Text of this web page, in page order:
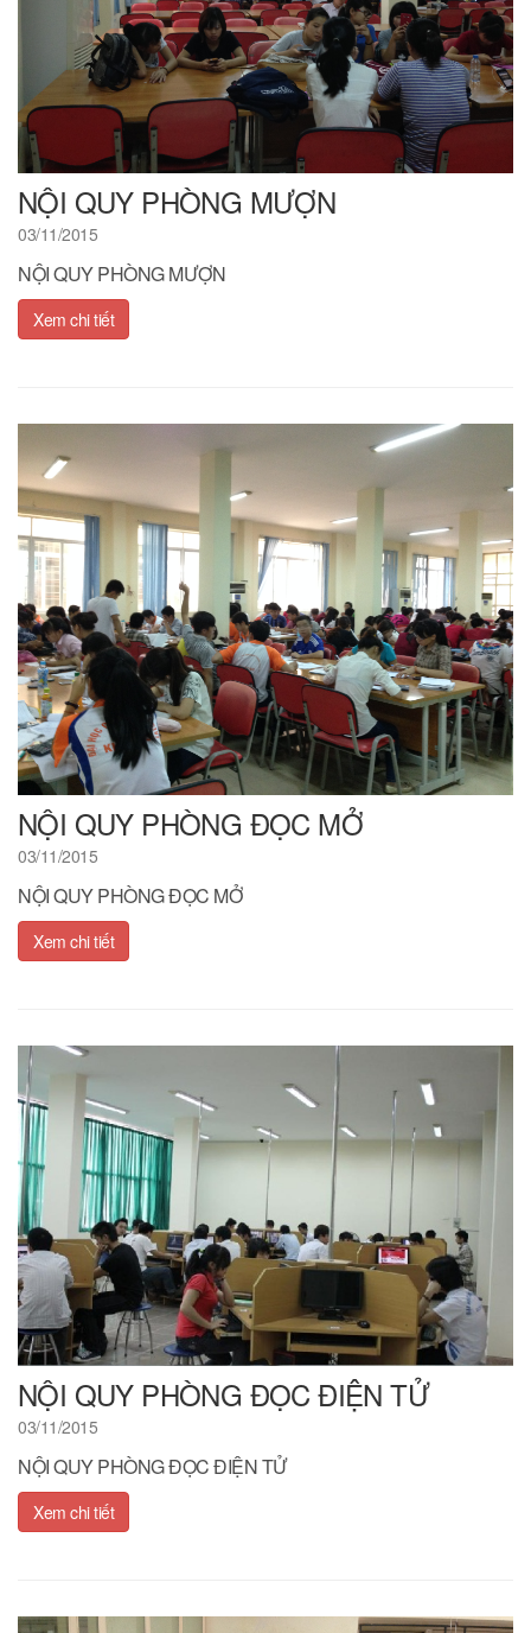
NỘI QUY PHÒNG MƯỢN
03/11/2015
NỘI QUY PHÒNG MƯỢN
Xem chi tiết
NỘI QUY PHÒNG ĐỌC MỞ
03/11/2015
NỘI QUY PHÒNG ĐỌC MỞ
Xem chi tiết
NỘI QUY PHÒNG ĐỌC ĐIỆN TỬ
03/11/2015
NỘI QUY PHÒNG ĐỌC ĐIỆN TỬ
Xem chi tiết